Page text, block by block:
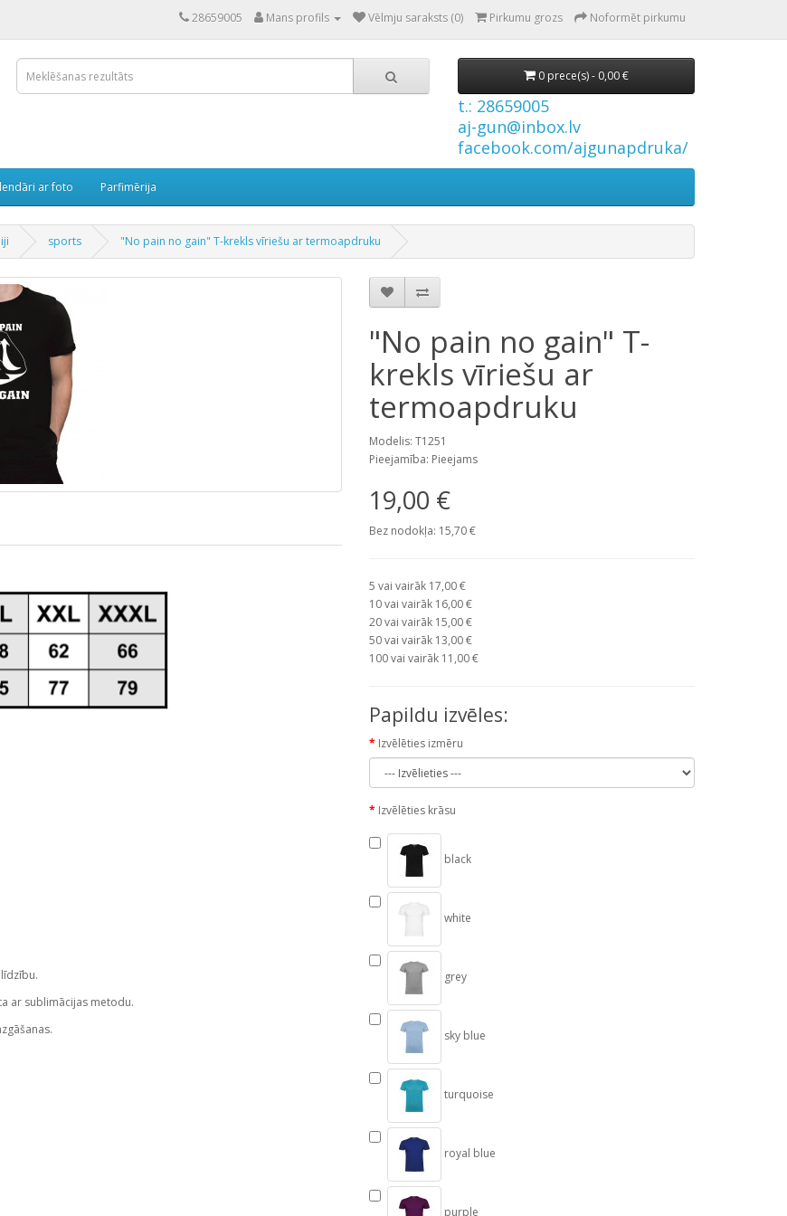
28659005 Mans profils Vēlmju saraksts (0) Pirkumu grozs Noformēt pirkumu
0 prece(s) - 0,00 €
t.: 28659005
aj-gun@inbox.lv
facebook.com/ajgunapdruka/
ar foto Parfimērija
sports "No pain no gain" T-krekls vīriešu ar termoapdruku
ar sublimācijas metodu.
"No pain no gain" T-
krekls vīriešu ar
termoapdruku
Modelis: T1251
Pieejamība: Pieejams
19,00 €
Bez nodokļa: 15,70 €
5 vai vairāk 17,00 €
10 vai vairāk 16,00 €
20 vai vairāk 15,00 €
50 vai vairāk 13,00 €
100 vai vairāk 11,00 €
Papildu izvēles:
Izvēlēties izmēru
Izvēlēties krāsu
black
white
grey
sky blue
turquoise
royal blue
purple